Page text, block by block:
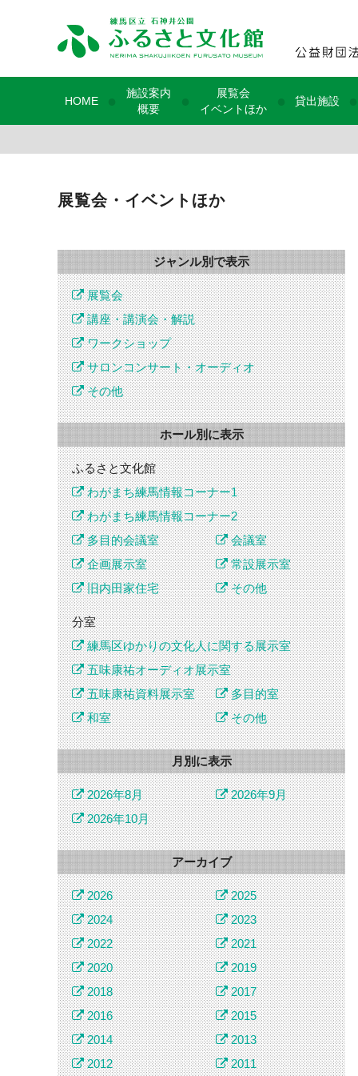
HOME
施設案内
概要
展覧会
イベントほか
貸出施設
展覧会・イベントほか
ジャンル別で表示
展覧会
講座・講演会・解説
ワークショップ
サロンコンサート・オーディオ
その他
ホール別に表示
ふるさと文化館
わがまち練馬情報コーナー1
わがまち練馬情報コーナー2
多目的会議室
会議室
企画展示室
常設展示室
旧内田家住宅
その他
分室
練馬区ゆかりの文化人に関する展示室
五味康祐オーディオ展示室
五味康祐資料展示室
多目的室
和室
その他
月別に表示
2026年8月
2026年9月
2026年10月
アーカイブ
2026
2025
2024
2023
2022
2021
2020
2019
2018
2017
2016
2015
2014
2013
2012
2011